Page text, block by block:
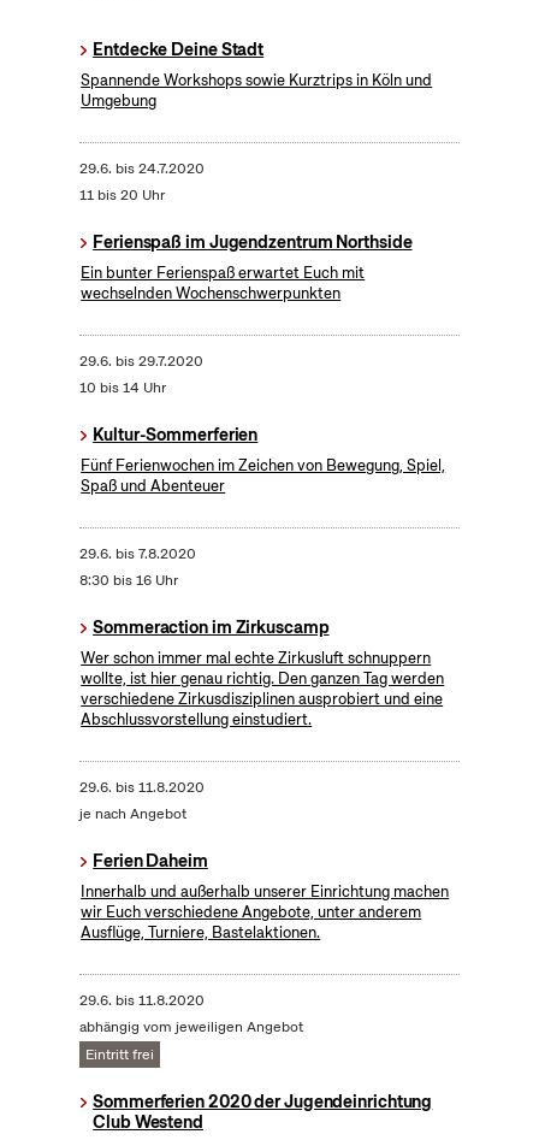
Entdecke Deine Stadt
Spannende Workshops sowie Kurztrips in Köln und
Umgebung
29.6. bis24.7.2020
11 bis 20 Uhr
Ferienspaß im Jugendzentrum Northside
Ein bunter Ferienspaß erwartet Euch mit
wechselnden Wochenschwerpunkten
29.6. bis29.7.2020
10 bis 14 Uhr
Kultur-Sommerferien
Fünf Ferienwochen im Zeichen von Bewegung, Spiel,
Spaß und Abenteuer
29.6. bis7.8.2020
8:30 bis 16 Uhr
Sommeraction im Zirkuscamp
Wer schon immer mal echte Zirkusluft schnuppern
wollte, ist hier genau richtig. Den ganzen Tag werden
verschiedene Zirkusdisziplinen ausprobiert und eine
Abschlussvorstellung einstudiert.
29.6. bis11.8.2020
je nach Angebot
Ferien Daheim
Innerhalb und außerhalb unserer Einrichtung machen
wir Euch verschiedene Angebote, unter anderem
Ausflüge, Turniere, Bastelaktionen.
29.6. bis11.8.2020
abhängig vom jeweiligen Angebot
Eintritt frei
Sommerferien 2020 der Jugendeinrichtung
Club Westend